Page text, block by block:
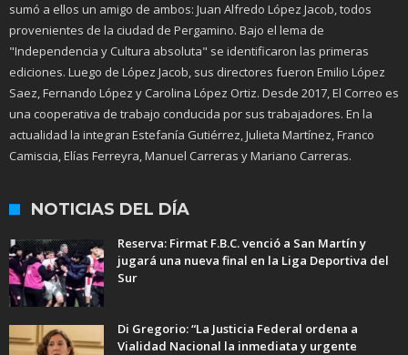
sumó a ellos un amigo de ambos: Juan Alfredo López Jacob, todos
provenientes de la ciudad de Pergamino. Bajo el lema de
"Independencia y Cultura absoluta" se identificaron las primeras
ediciones. Luego de López Jacob, sus directores fueron Emilio López
Saez, Fernando López y Carolina López Ortiz. Desde 2017, El Correo es
una cooperativa de trabajo conducida por sus trabajadores. En la
actualidad la integran Estefanía Gutiérrez, Julieta Martínez, Franco
Camiscia, Elías Ferreyra, Manuel Carreras y Mariano Carreras.
NOTICIAS DEL DÍA
Reserva: Firmat F.B.C. venció a San Martín y
jugará una nueva final en la Liga Deportiva del
Sur
Di Gregorio: “La Justicia Federal ordena a
Vialidad Nacional la inmediata y urgente